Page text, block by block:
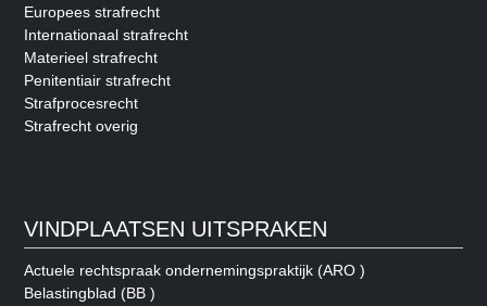
Europees strafrecht
Internationaal strafrecht
Materieel strafrecht
Penitentiair strafrecht
Strafprocesrecht
Strafrecht overig
VINDPLAATSEN UITSPRAKEN
Actuele rechtspraak ondernemingspraktijk (ARO )
Belastingblad (BB )